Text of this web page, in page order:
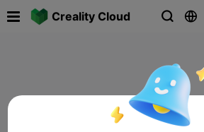
Creality Cloud  